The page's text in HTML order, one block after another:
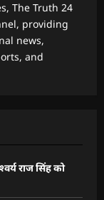
The Truth 24
providing
news,
and
राज सिंह को